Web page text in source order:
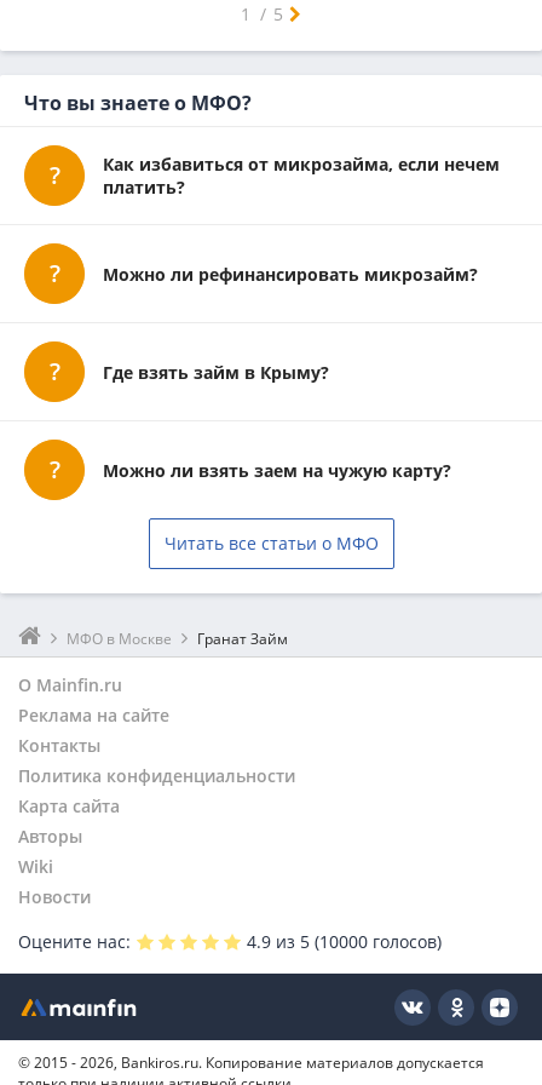
1 / 5
Что вы знаете о МФО?
Как избавиться от микрозайма, если нечем
платить?
Можно ли рефинансировать микрозайм?
Где взять займ в Крыму?
Можно ли взять заем на чужую карту?
Читать все статьи о МФО
МФО в Москве Гранат Займ
О Mainfin.ru
Реклама на сайте
Контакты
Политика конфиденциальности
Карта сайта
Авторы
Wiki
Новости
Оцените нас:
4.9 из 5 (10000 голосов)
© 2015 - 2026, Bankiros.ru. Копирование материалов допускается